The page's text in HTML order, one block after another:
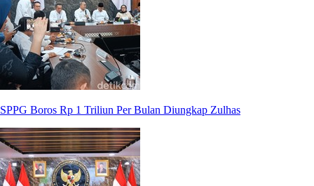
SPPG Boros Rp 1 Triliun Per Bulan Diungkap Zulhas